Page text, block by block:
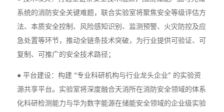
系统的消防安全关键难题，联合实验室将聚焦安全等级评估方
法、本质安全控制、风险感知识别、监测预警、火灾防控及应
急处置等环节，推动全链条技术突破，为行业提供可验证、可
复制、可推广的安全技术路径；
● 平台建设：构建 “专业科研机构与行业龙头企业” 的实验资
源共享平台。实验室将深度融合天消所在消防安全领域的体系
化科研检测能力与华为数字能源在储能安全领域的企业级实验